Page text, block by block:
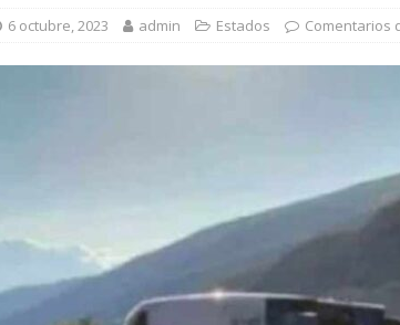
6 octubre, 2023 admin Estados Comentarios